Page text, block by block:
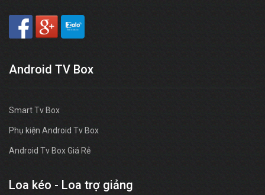
Android TV Box
Smart Tv Box
Phụ kiện Android Tv Box
Android Tv Box Giá Rẻ
Loa kéo - Loa trợ giảng